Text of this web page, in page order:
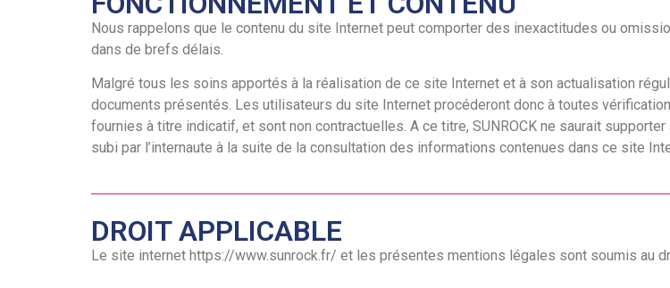
Nous rappelons que le contenu du site Internet peut comporter des inexactitudes ou
dans de brefs délais.
Malgré tous les soins apportés à la réalisation de ce site Internet et à son actualisation
documents présentés. Les utilisateurs du site Internet procéderont donc à toutes
fournies à titre indicatif, et sont non contractuelles. A ce titre, SUNROCK ne saurait
subi par l’internaute à la suite de la consultation des informations contenues dans ce site
DROIT APPLICABLE
Le site internet https://www.sunrock.fr/ et les présentes mentions légales sont soumis au